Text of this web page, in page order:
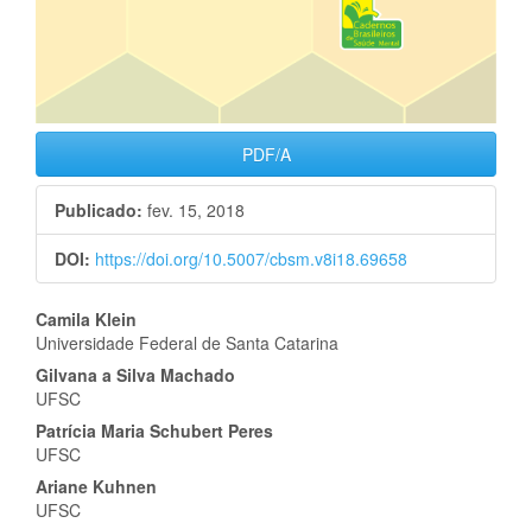
PDF/A
Publicado: fev. 15, 2018
DOI: https://doi.org/10.5007/cbsm.v8i18.69658
Conteúdo
do
artigo
principal
Camila Klein
Universidade Federal de Santa Catarina
Gilvana a Silva Machado
UFSC
Patrícia Maria Schubert Peres
UFSC
Ariane Kuhnen
UFSC